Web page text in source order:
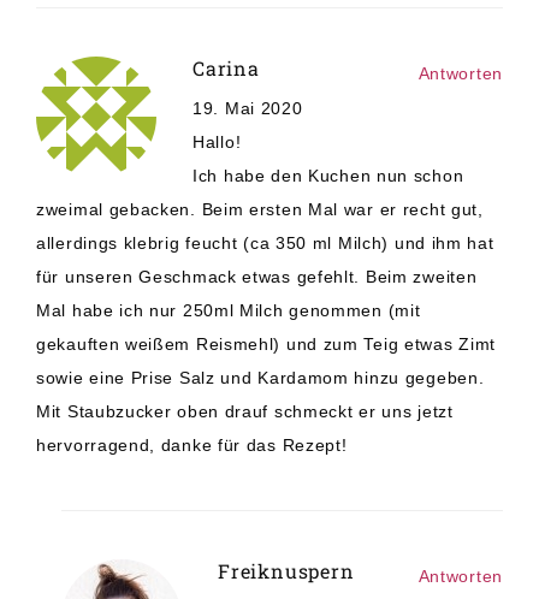
Carina
19. Mai 2020
Hallo!
Ich habe den Kuchen nun schon
zweimal gebacken. Beim ersten Mal war er recht gut,
allerdings klebrig feucht (ca 350 ml Milch) und ihm hat
für unseren Geschmack etwas gefehlt. Beim zweiten
Mal habe ich nur 250ml Milch genommen (mit
gekauften weißem Reismehl) und zum Teig etwas Zimt
sowie eine Prise Salz und Kardamom hinzu gegeben.
Mit Staubzucker oben drauf schmeckt er uns jetzt
hervorragend, danke für das Rezept!
Antworten
Freiknuspern Antworten